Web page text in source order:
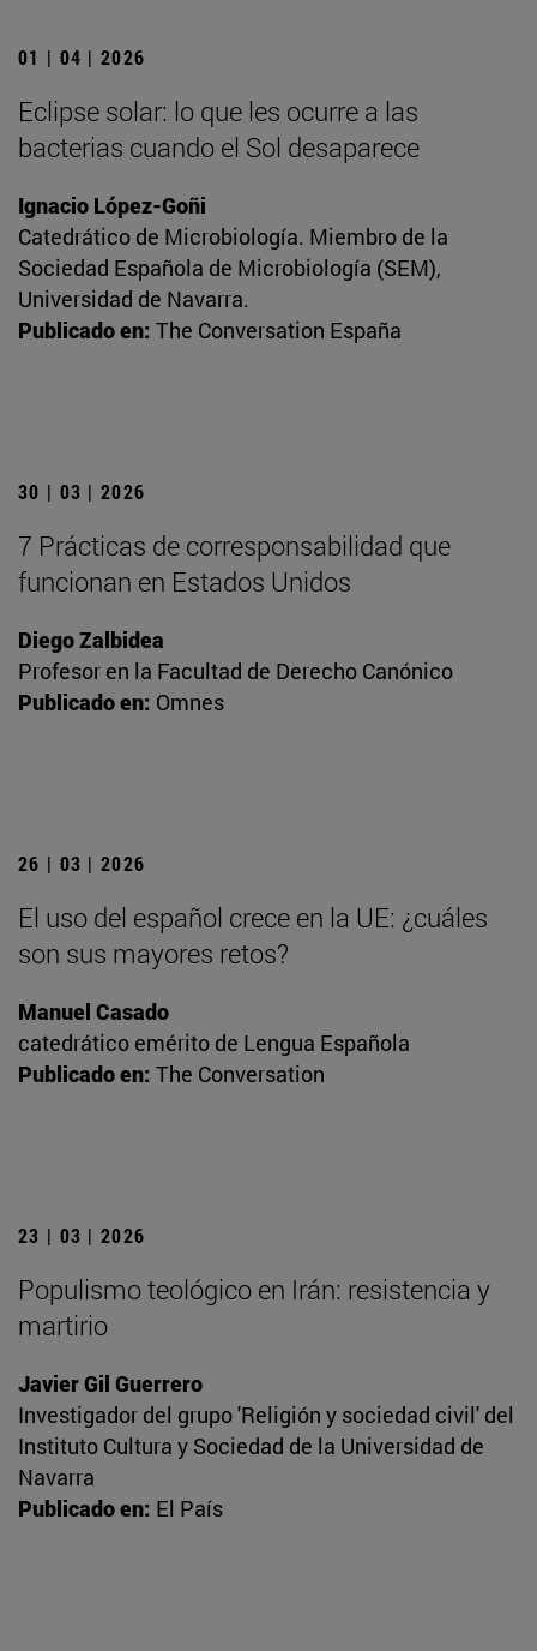
01 | 04 | 2026
Eclipse solar: lo que les ocurre a las
bacterias cuando el Sol desaparece
Ignacio López-Goñi
Catedrático de Microbiología. Miembro de la
Sociedad Española de Microbiología (SEM),
Universidad de Navarra.
Publicado en: The Conversation España
30 | 03 | 2026
7 Prácticas de corresponsabilidad que
funcionan en Estados Unidos
Diego Zalbidea
Profesor en la Facultad de Derecho Canónico
Publicado en: Omnes
26 | 03 | 2026
El uso del español crece en la UE: ¿cuáles
son sus mayores retos?
Manuel Casado
catedrático emérito de Lengua Española
Publicado en: The Conversation
23 | 03 | 2026
Populismo teológico en Irán: resistencia y
martirio
Javier Gil Guerrero
Investigador del grupo 'Religión y sociedad civil' del
Instituto Cultura y Sociedad de la Universidad de
Navarra
Publicado en: El País